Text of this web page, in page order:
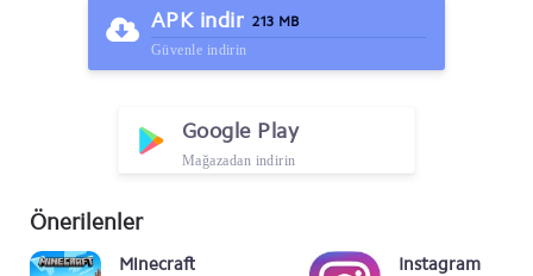
APK indir 213 MB
Güvenle indirin
Google Play
Mağazadan indirin
Önerilenler
Minecraft Instagram